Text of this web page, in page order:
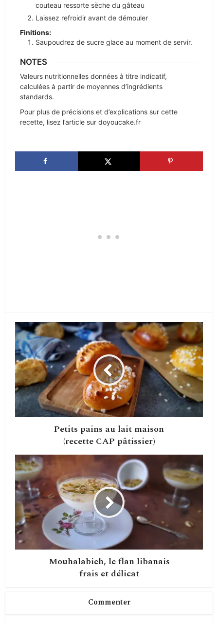
couteau ressorte sèche du gâteau
Laissez refroidir avant de démouler
Finitions:
Saupoudrez de sucre glace au moment de servir.
NOTES
Valeurs nutritionnelles données à titre indicatif,
calculées à partir de moyennes d’ingrédients
standards.
Pour plus de précisions et d’explications sur cette
recette, lisez l’article sur doyoucake.fr
Petits pains au lait maison
(recette CAP pâtissier)
Mouhalabieh, le flan libanais
frais et délicat
Commenter